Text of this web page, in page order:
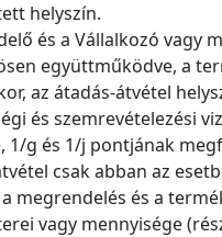
helyszín.
és a Vállalkozó vagy
együttműködve, a
az átadás-átvétel
és szemrevételezési
1/g és 1/j pontjának
csak abban az
megrendelés és a
vagy mennyisége